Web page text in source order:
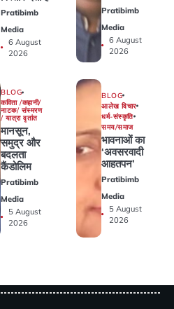
Pratibimb
Media
6 August
2026
Pratibimb
Media
6 August
2026
BLOG
कविता /कहानी/
नाटक/ संस्मरण
/ यात्रा वृतांत
मानसून,
समुद्र और
बदलता
कैंडोलिम
Pratibimb
Media
5 August
2026
BLOG
आलेख विचार
धर्म-संस्कृति
समय/समाज
भावनाओं का
‘अवसरवादी
आहतपन’
Pratibimb
Media
5 August
2026